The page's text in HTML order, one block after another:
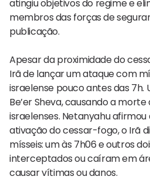
atingiu objetivos do regime e
membros das forças de
publicação.
Apesar da proximidade do
Irã de lançar um ataque com
israelense pouco antes das 7h.
Be’er Sheva, causando a
israelenses. Netanyahu
ativação do cessar-fogo, o Irã
mísseis: um às 7h06 e outros
interceptados ou caíram em
causar vítimas ou danos.